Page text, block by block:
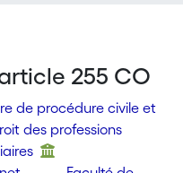
255 CO
de procédure civile et
des professions